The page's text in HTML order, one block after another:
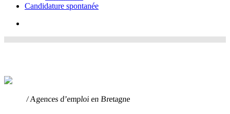
Candidature spontanée
/ Agences d’emploi en Bretagne